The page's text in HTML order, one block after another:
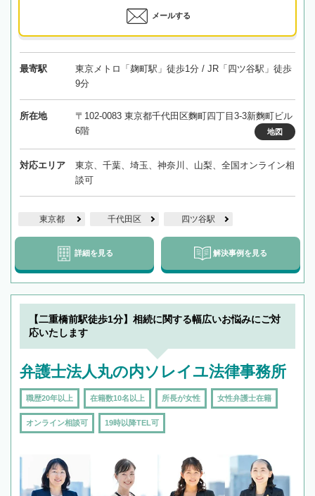
メールする
最寄駅
東京メトロ「麹町駅」徒歩1分 / JR「四ツ谷駅」徒歩
9分
所在地
〒102-0083 東京都千代田区麴町四丁目3-3新麴町ビル
6階
地図
対応エリア
東京、千葉、埼玉、神奈川、山梨、全国オンライン相
談可
東京都 千代田区 四ツ谷駅
詳細を見る 解決事例を見る
【二重橋前駅徒歩1分】相続に関する幅広いお悩みにご対
応いたします
弁護士法人丸の内ソレイユ法律事務所
職歴20年以上 在籍数10名以上 所長が女性 女性弁護士在籍
オンライン相談可 19時以降TEL可